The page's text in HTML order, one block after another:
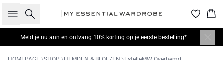
Zoeken
Meld je nu ann en ontvang 10% korting op je eerste bestelling*